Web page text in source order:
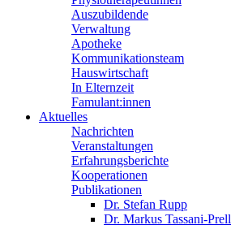
Auszubildende
Verwaltung
Apotheke
Kommunikationsteam
Hauswirtschaft
In Elternzeit
Famulant:innen
Aktuelles
Nachrichten
Veranstaltungen
Erfahrungsberichte
Kooperationen
Publikationen
Dr. Stefan Rupp
Dr. Markus Tassani-Prell